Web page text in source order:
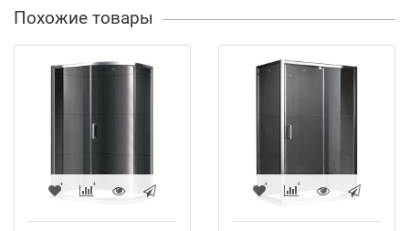
Похожие товары